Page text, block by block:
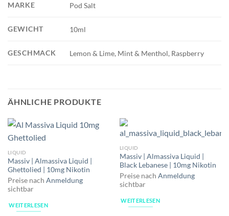
MARKE Pod Salt
GEWICHT 10ml
GESCHMACK Lemon & Lime, Mint & Menthol, Raspberry
ÄHNLICHE PRODUKTE
LIQUID
Massiv | Almassiva Liquid |
Ghettolied | 10mg Nikotin
Preise nach Anmeldung
sichtbar
WEITERLESEN
LIQUID
Massiv | Almassiva Liquid |
Black Lebanese | 10mg Nikotin
Preise nach Anmeldung
sichtbar
WEITERLESEN